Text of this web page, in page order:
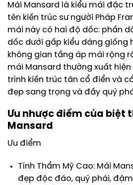
Mái Mansard là kiểu mái đặc
tên kiến trúc sư người Pháp
mái này có hai độ dốc: phần
dốc dưới gấp kiểu dáng giống
không gian tầng áp mái rộng
mái Mansard thường xuất
trình kiến trúc tân cổ điển và
đẹp sang trọng và đầy quý
Ưu nhược điểm của biệt
Mansard
Ưu điểm
Tính Thẩm Mỹ Cao: Mái
đẹp độc đáo, quý phái,